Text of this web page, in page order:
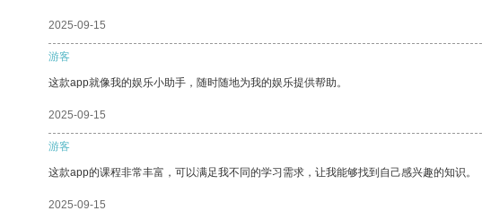
2025-09-15
游客
这款app就像我的娱乐小助手，随时随地为我的娱乐提供帮助。
2025-09-15
游客
这款app的课程非常丰富，可以满足我不同的学习需求，让我能够找到自己感兴趣的知识。
2025-09-15